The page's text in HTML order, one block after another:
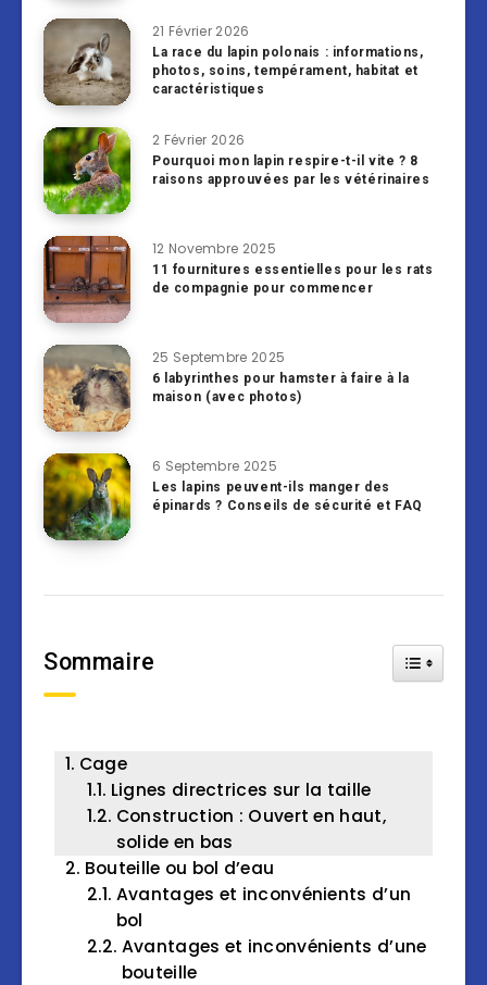
21 Février 2026
La race du lapin polonais : informations,
photos, soins, tempérament, habitat et
caractéristiques
2 Février 2026
Pourquoi mon lapin respire-t-il vite ? 8
raisons approuvées par les vétérinaires
12 Novembre 2025
11 fournitures essentielles pour les rats
de compagnie pour commencer
25 Septembre 2025
6 labyrinthes pour hamster à faire à la
maison (avec photos)
6 Septembre 2025
Les lapins peuvent-ils manger des
épinards ? Conseils de sécurité et FAQ
Sommaire Toggle
Cage
Lignes directrices sur la taille
Construction : Ouvert en haut,
solide en bas
Bouteille ou bol d’eau
Avantages et inconvénients d’un
bol
Avantages et inconvénients d’une
bouteille